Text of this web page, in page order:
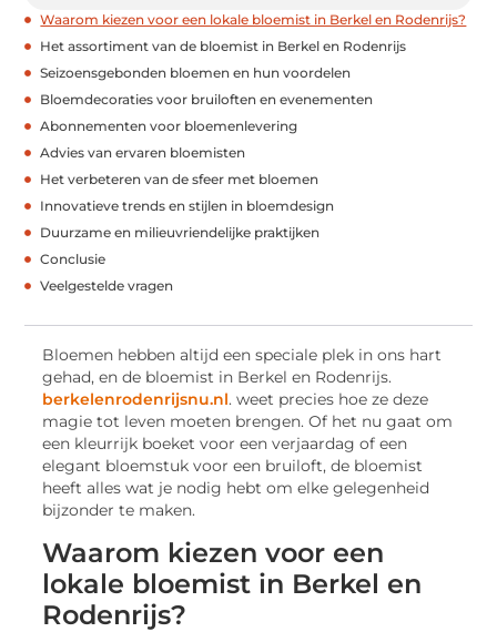
Waarom kiezen voor een lokale bloemist in Berkel en Rodenrijs?
Het assortiment van de bloemist in Berkel en Rodenrijs
Seizoensgebonden bloemen en hun voordelen
Bloemdecoraties voor bruiloften en evenementen
Abonnementen voor bloemenlevering
Advies van ervaren bloemisten
Het verbeteren van de sfeer met bloemen
Innovatieve trends en stijlen in bloemdesign
Duurzame en milieuvriendelijke praktijken
Conclusie
Veelgestelde vragen
Bloemen hebben altijd een speciale plek in ons hart
gehad, en de bloemist in Berkel en Rodenrijs.
berkelenrodenrijsnu.nl. weet precies hoe ze deze
magie tot leven moeten brengen. Of het nu gaat om
een kleurrijk boeket voor een verjaardag of een
elegant bloemstuk voor een bruiloft, de bloemist
heeft alles wat je nodig hebt om elke gelegenheid
bijzonder te maken.
Waarom kiezen voor een
lokale bloemist in Berkel en
Rodenrijs?